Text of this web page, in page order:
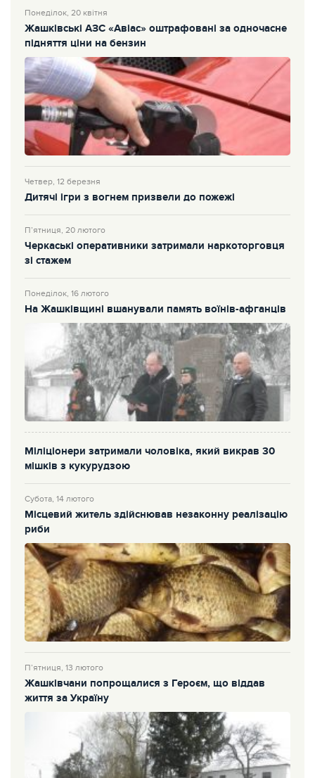
Понеділок, 20 квітня
Жашківські АЗС «Авіас» оштрафовані за одночасне
підняття ціни на бензин
Четвер, 12 березня
Дитячі ігри з вогнем призвели до пожежі
П’ятниця, 20 лютого
Черкаські оперативники затримали наркоторговця
зі стажем
Понеділок, 16 лютого
На Жашківщині вшанували память воїнів-афганців
Міліціонери затримали чоловіка, який викрав 30
мішків з кукурудзою
Субота, 14 лютого
Місцевий житель здійснював незаконну реалізацію
риби
П’ятниця, 13 лютого
Жашківчани попрощалися з Героєм, що віддав
життя за Україну